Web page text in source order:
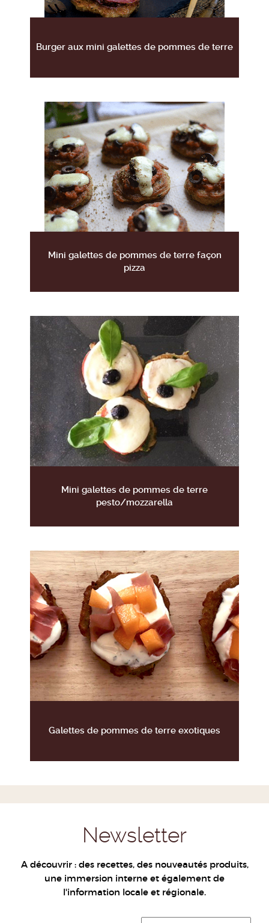
Burger aux mini galettes de pommes de terre
Mini galettes de pommes de terre façon
pizza
Mini galettes de pommes de terre
pesto/mozzarella
Galettes de pommes de terre exotiques
Newsletter
A découvrir : des recettes, des nouveautés produits,
une immersion interne et également de
l'information locale et régionale.